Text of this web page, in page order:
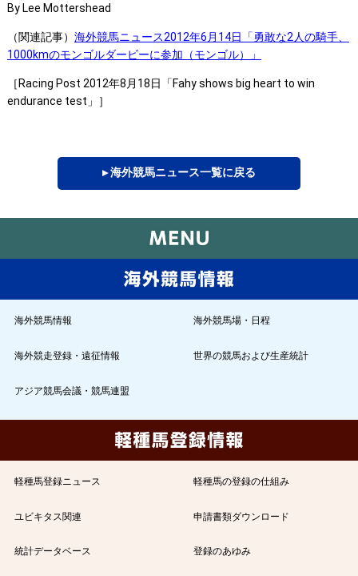
By Lee Mottershead
（関連記事） 海外競馬ニュース2012年6月14日「勇敢な2人の騎手、
1000kmのモンゴルダービーに参加（モンゴル）」
［Racing Post 2012年8月18日「Fahy shows big heart to win
endurance test」］
▸ 海外競馬ニュース一覧に戻る
海外競馬情報 海外競馬場・日程
海外競走登録・遠征情報 世界の競馬および生産統計
アジア競馬会議・競馬連盟
軽種馬登録ニュース 軽種馬の登録の仕組み
ユビキタス関連 申請書類ダウンロード
統計データベース 登録のあゆみ